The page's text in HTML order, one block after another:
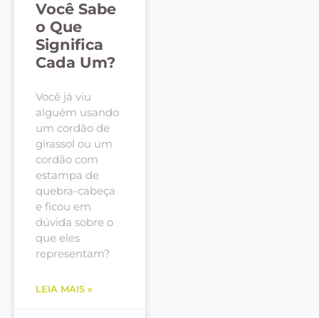
Você Sabe
o Que
Significa
Cada Um?
Você já viu
alguém usando
um cordão de
girassol ou um
cordão com
estampa de
quebra-cabeça
e ficou em
dúvida sobre o
que eles
representam?
LEIA MAIS »